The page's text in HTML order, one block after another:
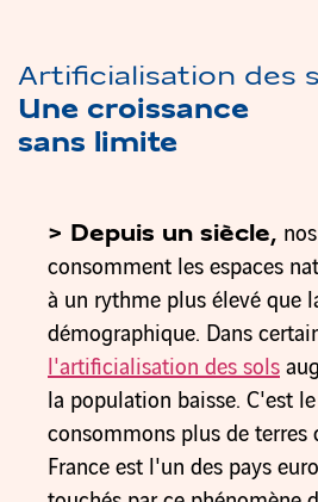
Artificialisation des
Une croissance
sans limite
> Depuis un siècle,
consomment les espaces
à un rythme plus élevé que
démographique. Dans
l'artificialisation des sols
la population baisse. C'est
consommons plus de terres
France est l'un des pays